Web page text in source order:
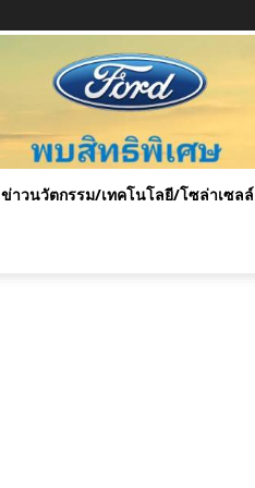
ข่าวนวัตกรรม/เทคโนโลยี/โซล่าเซลล์